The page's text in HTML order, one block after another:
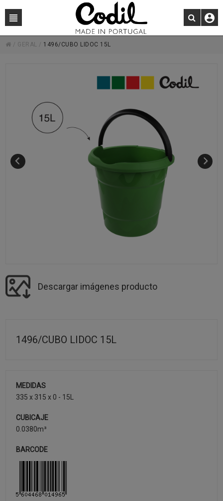
/ GERAL / 1496/CUBO LIDOC 15L
Descargar imágenes producto
1496/CUBO LIDOC 15L
MEDIDAS
335 x 315 x 0 - 15L
CUBICAJE
0.0380m³
BARCODE